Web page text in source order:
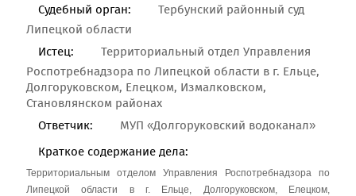
Судебный орган:
Тербунский районный суд
Липецкой области
Истец:
Территориальный отдел Управления
Роспотребнадзора по Липецкой области в г. Ельце,
Долгоруковском, Елецком, Измалковском,
Становлянском районах
Ответчик:
МУП «Долгоруковский водоканал»
Краткое содержание дела:
Территориальным отделом Управления Роспотребнадзора по
Липецкой области в г. Ельце, Долгоруковском, Елецком,